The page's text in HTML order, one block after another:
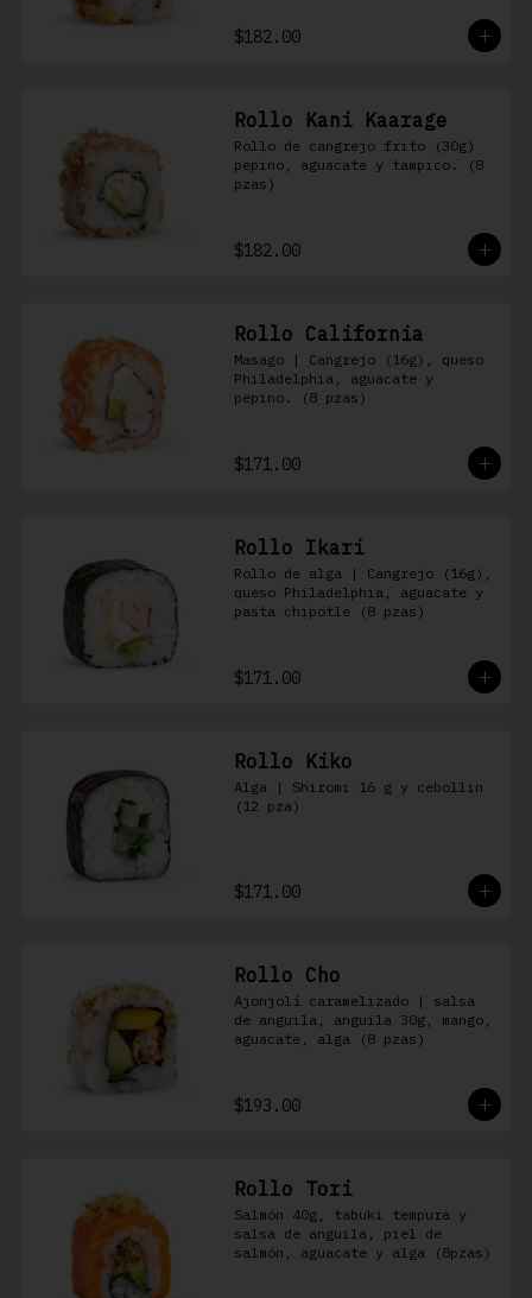
$182.00
Rollo Kani Kaarage
Rollo de cangrejo frito (30g)
pepino, aguacate y tampico. (8
pzas)
$182.00
Rollo California
Masago | Cangrejo (16g), queso
Philadelphia, aguacate y
pepino. (8 pzas)
$171.00
Rollo Ikari
Rollo de alga | Cangrejo (16g),
queso Philadelphia, aguacate y
pasta chipotle (8 pzas)
$171.00
Rollo Kiko
Alga | Shiromi 16 g y cebollin
(12 pza)
$171.00
Rollo Cho
Ajonjolí caramelizado | salsa
de anguila, anguila 30g, mango,
aguacate, alga (8 pzas)
$193.00
Rollo Tori
Salmón 40g, tabuki tempura y
salsa de anguila, piel de
salmón, aguacate y alga (8pzas)